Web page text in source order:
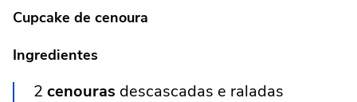
Cupcake de cenoura
Ingredientes
2 cenouras descascadas e raladas